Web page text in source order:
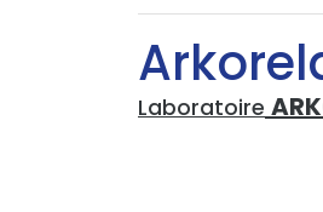
Laboratoire